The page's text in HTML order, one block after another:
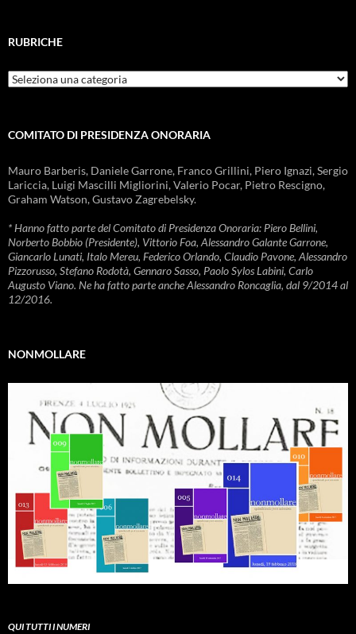
RUBRICHE
Rubriche
COMITATO DI PRESIDENZA ONORARIA
Mauro Barberis, Daniele Garrone, Franco Grillini, Piero Ignazi, Sergio
Lariccia, Luigi Mascilli Migliorini, Valerio Pocar, Pietro Rescigno,
Graham Watson, Gustavo Zagrebelsky.
* Hanno fatto parte del Comitato di Presidenza Onoraria: Piero Bellini,
Norberto Bobbio (Presidente), Vittorio Foa, Alessandro Galante Garrone,
Giancarlo Lunati, Italo Mereu, Federico Orlando, Claudio Pavone, Alessandro
Pizzorusso, Stefano Rodotà, Gennaro Sasso, Paolo Sylos Labini, Carlo
Augusto Viano. Ne ha fatto parte anche Alessandro Roncaglia, dal 9/2014 al
12/2016.
NONMOLLARE
QUI TUTTI I NUMERI